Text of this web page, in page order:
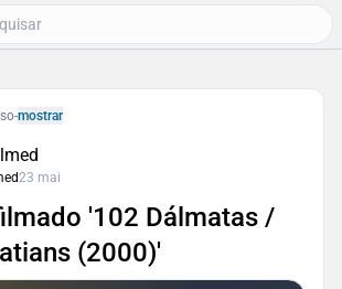
-mostrar
23 mai
'102 Dálmatas /
(2000)'